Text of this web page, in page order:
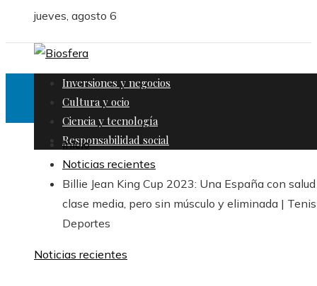
jueves, agosto 6
Inversiones y negocios
Cultura y ocio
Ciencia y tecnología
Responsabilidad social
Inicio
Noticias recientes
Billie Jean King Cup 2023: Una España con
clase media, pero sin músculo y eliminada |
Deportes
Noticias recientes